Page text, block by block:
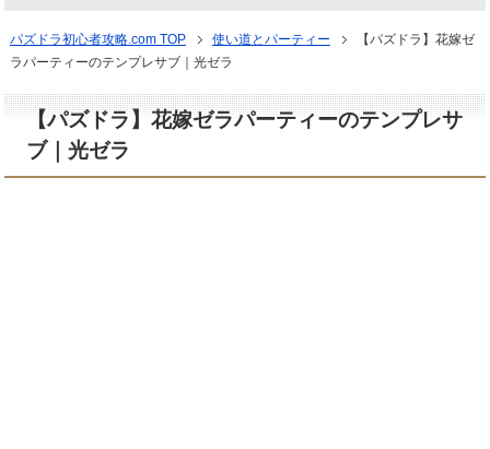
パズドラ初心者攻略.com TOP 使い道とパーティー
【パズドラ】花嫁ゼ
ラパーティーのテンプレサブ｜光ゼラ
【パズドラ】花嫁ゼラパーティーのテンプレサ
ブ｜光ゼラ